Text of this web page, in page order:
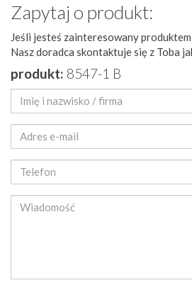
Zapytaj o produkt:
Jeśli jesteś zainteresowany
Nasz doradca skontaktuje się z Toba
produkt: 8547-1 B